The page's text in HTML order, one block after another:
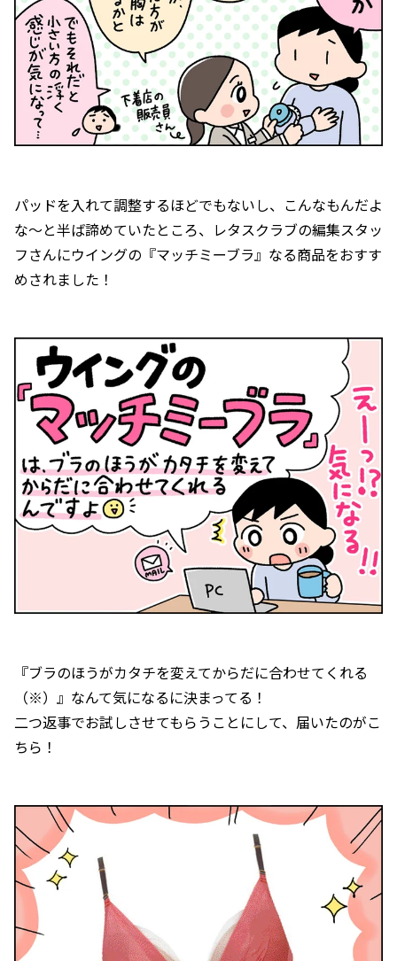
パッドを入れて調整するほどでもないし、こんなもんだよ
な〜と半ば諦めていたところ、レタスクラブの編集スタッ
フさんにウイングの『マッチミーブラ』なる商品をおすす
めされました！
『ブラのほうがカタチを変えてからだに合わせてくれる
（※）』なんて気になるに決まってる！
二つ返事でお試しさせてもらうことにして、届いたのがこ
ちら！